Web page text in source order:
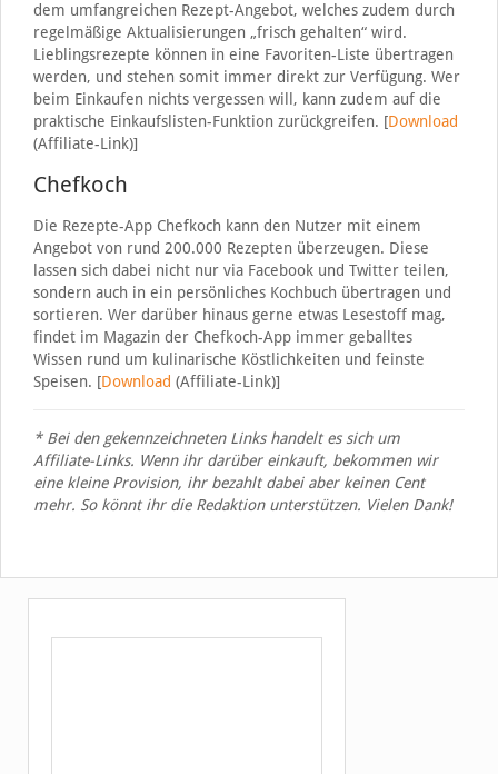
dem umfangreichen Rezept-Angebot, welches zudem durch
regelmäßige Aktualisierungen „frisch gehalten“ wird.
Lieblingsrezepte können in eine Favoriten-Liste übertragen
werden, und stehen somit immer direkt zur Verfügung. Wer
beim Einkaufen nichts vergessen will, kann zudem auf die
praktische Einkaufslisten-Funktion zurückgreifen. [Download
(Affiliate-Link)]
Chefkoch
Die Rezepte-App Chefkoch kann den Nutzer mit einem
Angebot von rund 200.000 Rezepten überzeugen. Diese
lassen sich dabei nicht nur via Facebook und Twitter teilen,
sondern auch in ein persönliches Kochbuch übertragen und
sortieren. Wer darüber hinaus gerne etwas Lesestoff mag,
findet im Magazin der Chefkoch-App immer geballtes
Wissen rund um kulinarische Köstlichkeiten und feinste
Speisen. [Download (Affiliate-Link)]
* Bei den gekennzeichneten Links handelt es sich um
Affiliate-Links. Wenn ihr darüber einkauft, bekommen wir
eine kleine Provision, ihr bezahlt dabei aber keinen Cent
mehr. So könnt ihr die Redaktion unterstützen. Vielen Dank!